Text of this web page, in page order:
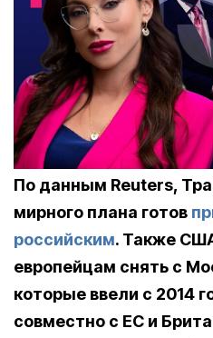
По данным Reuters,
мирного плана готов
российским. Также
европейцам снять с
которые ввели с 2014
совместно с ЕС и